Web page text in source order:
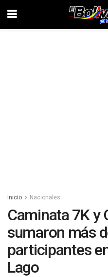
Inicio Nacionales
Caminata 7K y
sumaron más
participantes
Lago